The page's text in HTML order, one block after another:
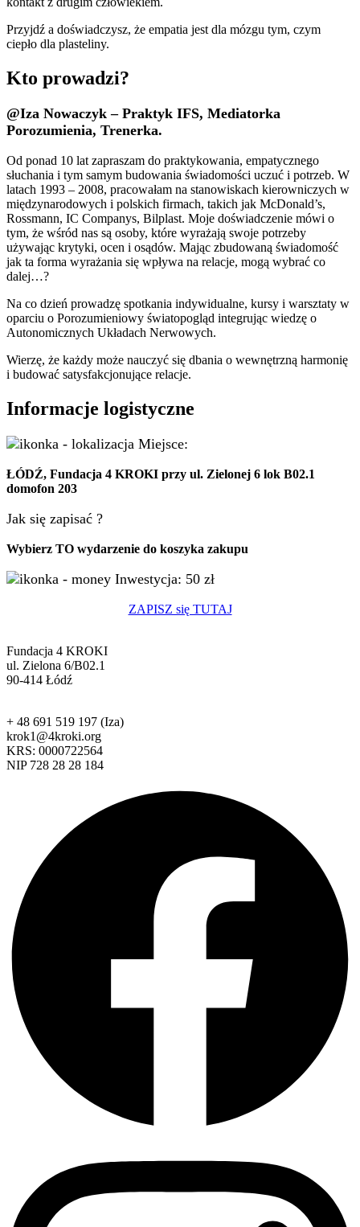
Przyjdź a doświadczysz, że empatia jest dla mózgu tym, czym
ciepło dla plasteliny.
Kto prowadzi?
@Iza Nowaczyk – Praktyk IFS, Mediatorka
Porozumienia, Trenerka.
Od ponad 10 lat zapraszam do praktykowania, empatycznego
słuchania i tym samym budowania świadomości uczuć i potrzeb. W
latach 1993 – 2008, pracowałam na stanowiskach kierowniczych w
międzynarodowych i polskich firmach, takich jak McDonald’s,
Rossmann, IC Companys, Bilplast. Moje doświadczenie mówi o
tym, że wśród nas są osoby, które wyrażają swoje potrzeby
używając krytyki, ocen i osądów. Mając zbudowaną świadomość
jak ta forma wyrażania się wpływa na relacje, mogą wybrać co
dalej…?
Na co dzień prowadzę spotkania indywidualne, kursy i warsztaty w
oparciu o Porozumieniowy światopogląd integrując wiedzę o
Autonomicznych Układach Nerwowych.
Wierzę, że każdy może nauczyć się dbania o wewnętrzną harmonię
i budować satysfakcjonujące relacje.
Informacje logistyczne
Miejsce:
ŁÓDŹ, Fundacja 4 KROKI przy ul. Zielonej 6 lok B02.1
domofon 203
Jak się zapisać ?
Wybierz TO wydarzenie do koszyka zakupu
Inwestycja: 50 zł
ZAPISZ się TUTAJ
Fundacja 4 KROKI
ul. Zielona 6/B02.1
90-414 Łódź
+ 48 691 519 197 (Iza)
krok1@4kroki.org
KRS: 0000722564
NIP 728 28 28 184